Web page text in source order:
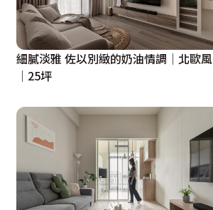
細膩淡雅 佐以別緻的奶油情調│北歐風
│25坪